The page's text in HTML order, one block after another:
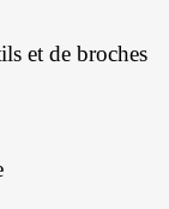
et de broches